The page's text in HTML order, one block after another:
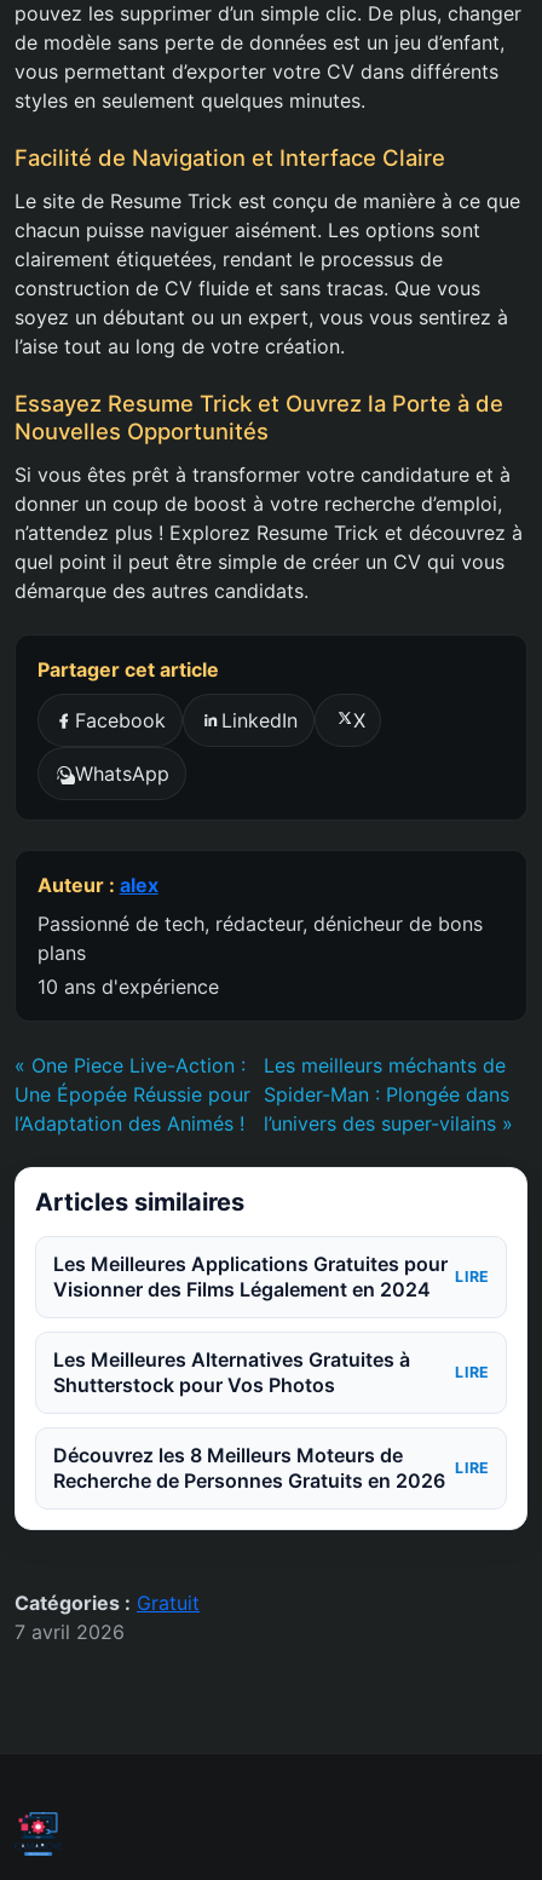
pouvez les supprimer d’un simple clic. De plus, changer
de modèle sans perte de données est un jeu d’enfant,
vous permettant d’exporter votre CV dans différents
styles en seulement quelques minutes.
Facilité de Navigation et Interface Claire
Le site de Resume Trick est conçu de manière à ce que
chacun puisse naviguer aisément. Les options sont
clairement étiquetées, rendant le processus de
construction de CV fluide et sans tracas. Que vous
soyez un débutant ou un expert, vous vous sentirez à
l’aise tout au long de votre création.
Essayez Resume Trick et Ouvrez la Porte à de
Nouvelles Opportunités
Si vous êtes prêt à transformer votre candidature et à
donner un coup de boost à votre recherche d’emploi,
n’attendez plus ! Explorez Resume Trick et découvrez à
quel point il peut être simple de créer un CV qui vous
démarque des autres candidats.
Partager cet article
Facebook LinkedIn X
WhatsApp
Auteur : alex
Passionné de tech, rédacteur, dénicheur de bons
plans
10 ans d'expérience
« One Piece Live-Action :
Une Épopée Réussie pour
l’Adaptation des Animés !
Les meilleurs méchants de
Spider-Man : Plongée dans
l’univers des super-vilains »
Articles similaires
Les Meilleures Applications Gratuites pour
Visionner des Films Légalement en 2024
LIRE
Les Meilleures Alternatives Gratuites à
Shutterstock pour Vos Photos
LIRE
Découvrez les 8 Meilleurs Moteurs de
Recherche de Personnes Gratuits en 2026
LIRE
Catégories : Gratuit
7 avril 2026